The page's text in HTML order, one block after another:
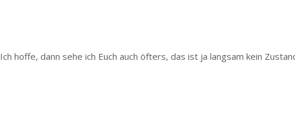
hoffe, dann sehe ich Euch auch öfters, das ist ja langsam kein